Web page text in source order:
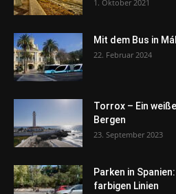
1. Oktober 2021
Mit dem Bus in
22. Februar 2024
Torrox – Ein
Bergen
23. September 2023
Parken in
farbigen Linien